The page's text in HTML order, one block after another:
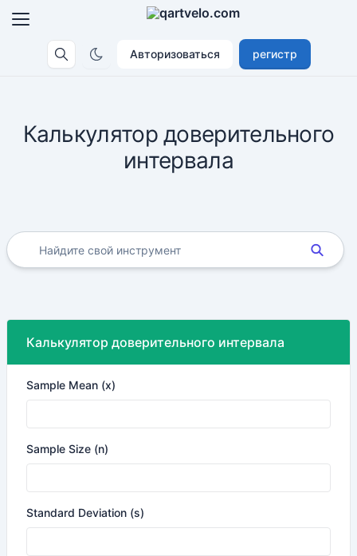
Авторизоваться регистр
Калькулятор доверительного
интервала
Калькулятор доверительного интервала
Sample Mean (x)
Sample Size (n)
Standard Deviation (s)